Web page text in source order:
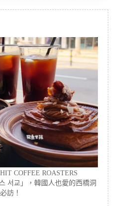
COFFEE ROASTERS
서교」，韓國人也愛的西橋洞
訪！